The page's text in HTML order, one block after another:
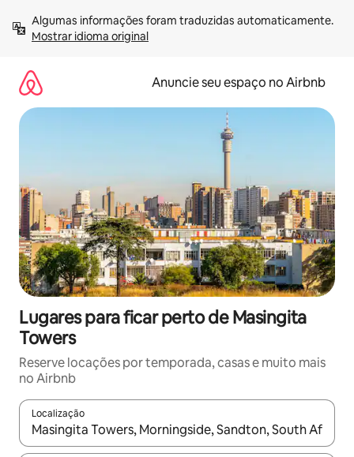
para
Mostrar idioma original
Anuncie seu espaço no Airbnb
Lugares para ficar perto de Masingita
Towers
Reserve locações por temporada, casas e muito mais
no Airbnb
Localização
Quando os resultados estiverem disponíveis, explore-os